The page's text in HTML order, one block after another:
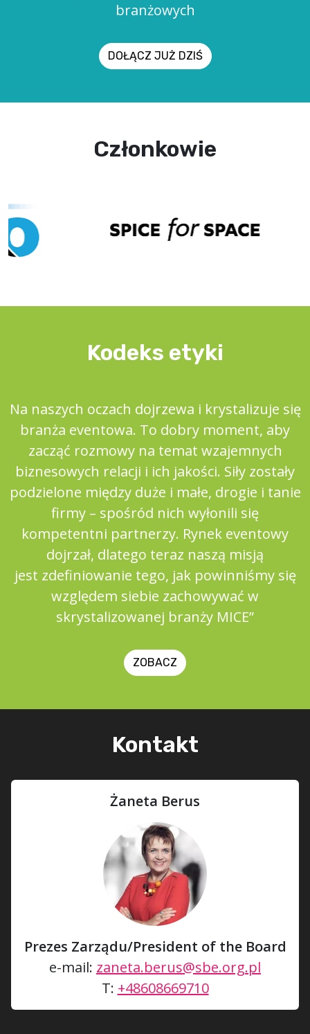
branżowych
DOŁĄCZ JUŻ DZIŚ
Członkowie
Kodeks etyki
Na naszych oczach dojrzewa i krystalizuje się
branża eventowa. To dobry moment, aby
zacząć rozmowy na temat wzajemnych
biznesowych relacji i ich jakości. Siły zostały
podzielone między duże i małe, drogie i tanie
firmy – spośród nich wyłonili się
kompetentni partnerzy. Rynek eventowy
dojrzał, dlatego teraz naszą misją
jest zdefiniowanie tego, jak powinniśmy się
względem siebie zachowywać w
skrystalizowanej branży MICE”
ZOBACZ
Kontakt
Żaneta Berus
Prezes Zarządu/President of the Board
e-mail: zaneta.berus@sbe.org.pl
T: +48608669710